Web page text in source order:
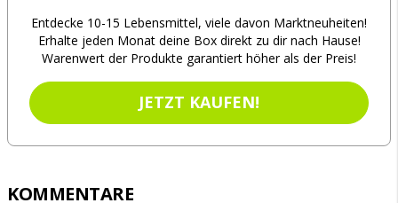
Entdecke 10-15 Lebensmittel, viele davon Marktneuheiten!
Erhalte jeden Monat deine Box direkt zu dir nach Hause!
Warenwert der Produkte garantiert höher als der Preis!
JETZT KAUFEN!
KOMMENTARE